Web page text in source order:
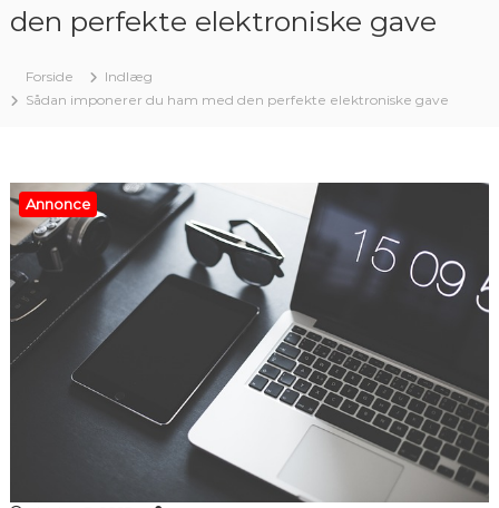
den perfekte elektroniske gave
Forside
Indlæg
Sådan imponerer du ham med den perfekte elektroniske gave
Annonce